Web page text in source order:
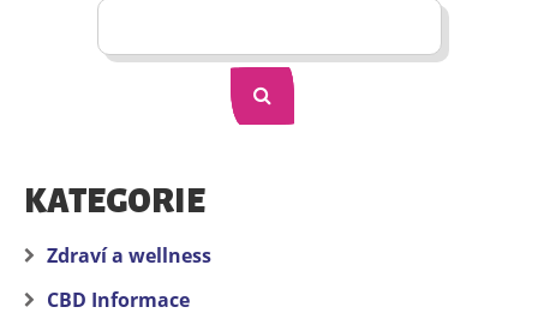
KATEGORIE
Zdraví a wellness
CBD Informace